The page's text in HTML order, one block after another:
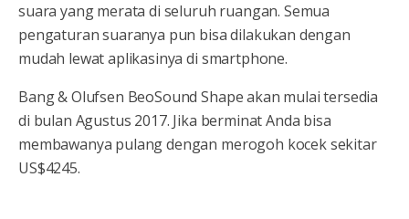
suara yang merata di seluruh ruangan. Semua
pengaturan suaranya pun bisa dilakukan dengan
mudah lewat aplikasinya di smartphone.
Bang & Olufsen BeoSound Shape akan mulai tersedia
di bulan Agustus 2017. Jika berminat Anda bisa
membawanya pulang dengan merogoh kocek sekitar
US$4245.